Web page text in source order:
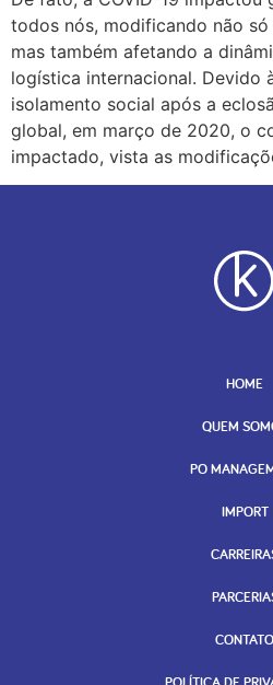
todos nós, modificando não
mas também afetando a
logística internacional. Devido
isolamento social após a
global, em março de 2020, o
impactado, vista as
HOME
QUEM
PO
IMPORT
CONTATO